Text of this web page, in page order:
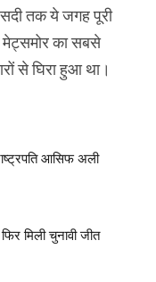
तक ये जगह पूरी
मेट्समोर का सबसे
से घिरा हुआ था।
आसिफ अली
फिर मिली चुनावी जीत